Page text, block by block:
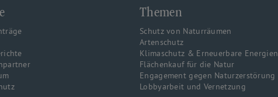
Themen
Schutz von Naturräumen
Artenschutz
Klimaschutz & Erneuerbare Energien
Flächenkauf für die Natur
Engagement gegen Naturzerstörung
Lobbyarbeit und Vernetzung